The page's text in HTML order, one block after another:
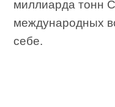
миллиарда тонн
международных
себе.